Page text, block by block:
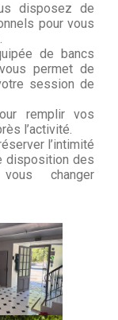
disposez de
pour vous
de bancs
permet de
session de
remplir vos
l’activité.
l’intimité
disposition des
changer